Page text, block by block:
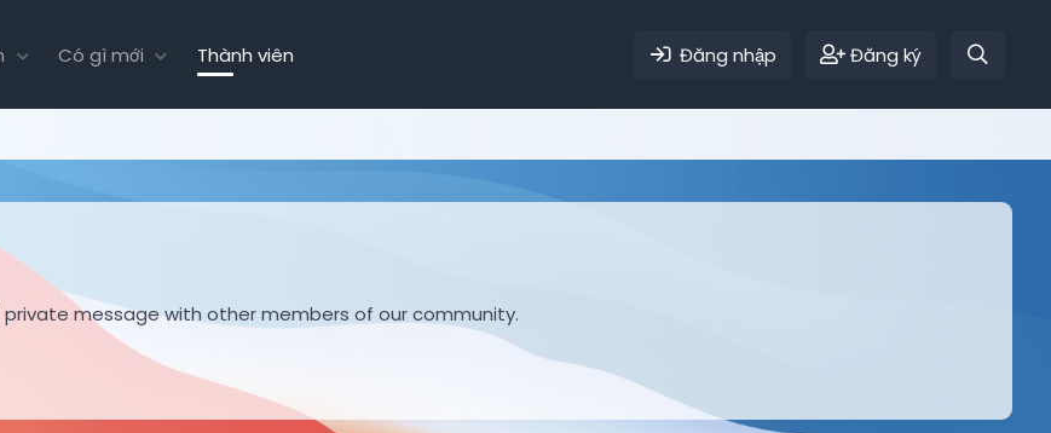
Có gì mới Thành viên Đăng nhập Đăng ký
message with other members of our community.